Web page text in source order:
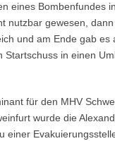
eines Bombenfundes
nutzbar gewesen,
und am Ende gab es
Startschuss in einen
für den MHV
wurde die
einer